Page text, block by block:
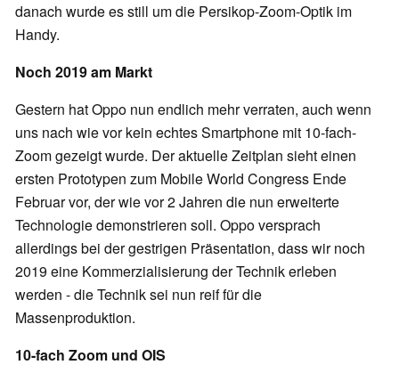
danach wurde es still um die Persikop-Zoom-Optik im
Handy.
Noch 2019 am Markt
Gestern hat Oppo nun endlich mehr verraten, auch wenn
uns nach wie vor kein echtes Smartphone mit 10-fach-
Zoom gezeigt wurde. Der aktuelle Zeitplan sieht einen
ersten Prototypen zum Mobile World Congress Ende
Februar vor, der wie vor 2 Jahren die nun erweiterte
Technologie demonstrieren soll. Oppo versprach
allerdings bei der gestrigen Präsentation, dass wir noch
2019 eine Kommerzialisierung der Technik erleben
werden - die Technik sei nun reif für die
Massenproduktion.
10-fach Zoom und OIS